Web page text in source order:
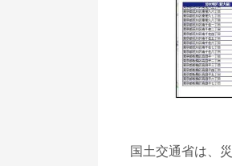
国土交通省は、